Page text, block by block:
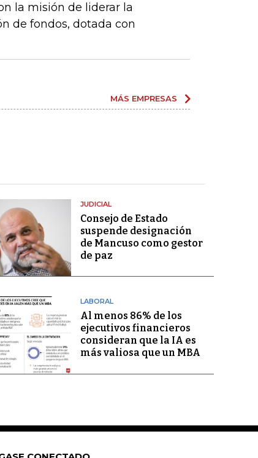
la misión de liderar la
de fondos, dotada con
MÁS EMPRESAS
JUDICIAL
Consejo de Estado
suspende designación
de Mancuso como gestor
de paz
LABORAL
Al menos 86% de los
ejecutivos financieros
consideran que la IA es
más valiosa que un MBA